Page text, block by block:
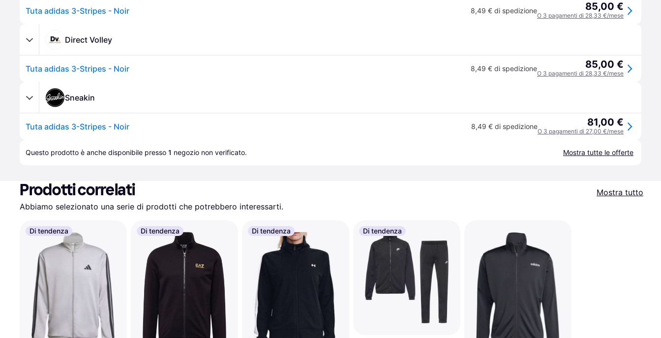
Tuta adidas 3-Stripes - Noir 8,49 € di spedizione 85,00 €
O 3 pagamenti di 28,33 €/mese
Direct Volley
Tuta adidas 3-Stripes - Noir 8,49 € di spedizione 85,00 €
O 3 pagamenti di 28,33 €/mese
Sneakin
Tuta adidas 3-Stripes - Noir 8,49 € di spedizione 81,00 €
O 3 pagamenti di 27,00 €/mese
Questo prodotto è anche disponibile presso 1 negozio non verificato. Mostra tutte le offerte
Prodotti correlati
Mostra tutto
Abbiamo selezionato una serie di prodotti che potrebbero interessarti.
Di tendenza Di tendenza Di tendenza Di tendenza